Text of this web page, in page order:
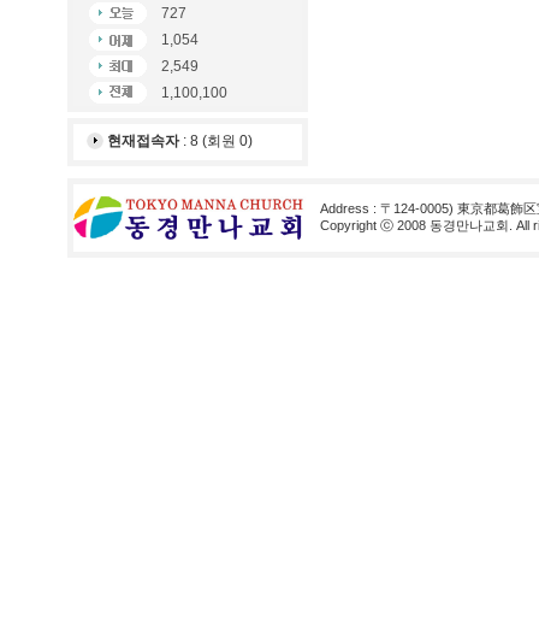
727
1,054
2,549
1,100,100
현재접속자: 8 (회원 0)
Address : 〒124-0005) 東京都葛飾
Copyright ⓒ 2008 동경만나교회. All